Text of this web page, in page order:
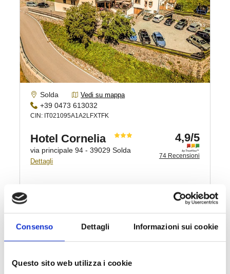
Consenso Dettagli Informazioni sui cookie
Questo sito web utilizza i cookie